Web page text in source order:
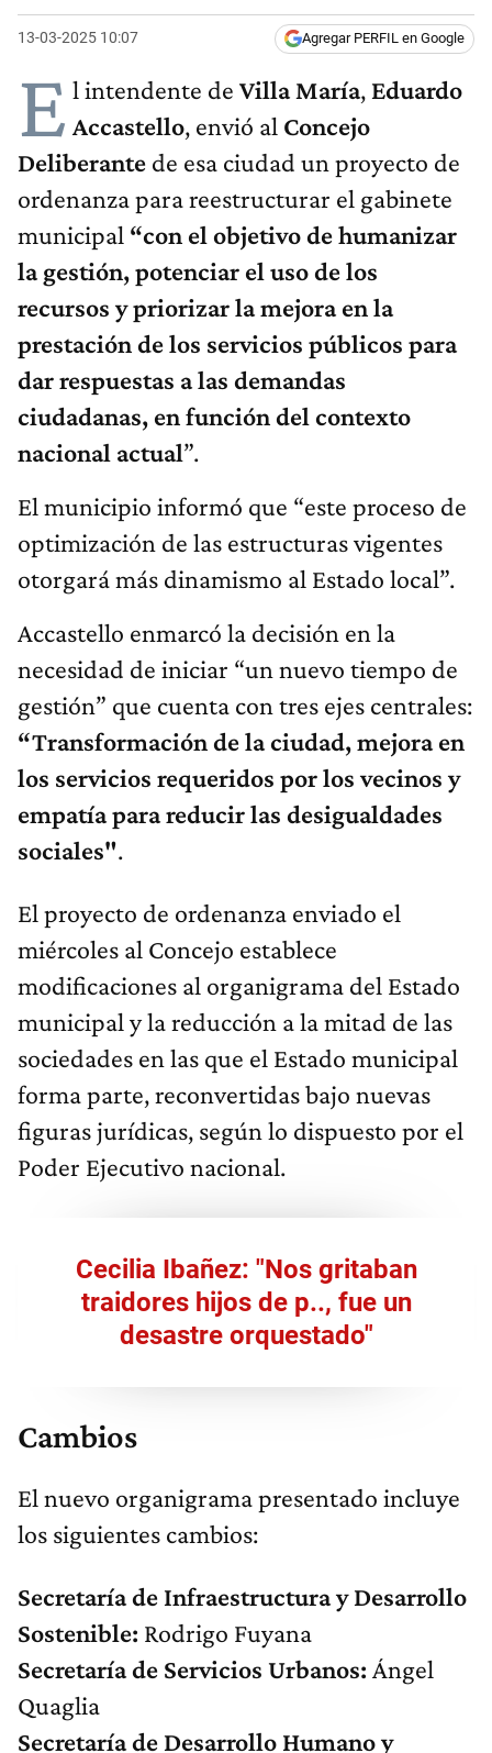
13-03-2025 10:07 Agregar PERFIL en Google
E l intendente de Villa María, Eduardo
Accastello, envió al Concejo
Deliberante de esa ciudad un proyecto de
ordenanza para reestructurar el gabinete
municipal “con el objetivo de humanizar
la gestión, potenciar el uso de los
recursos y priorizar la mejora en la
prestación de los servicios públicos para
dar respuestas a las demandas
ciudadanas, en función del contexto
nacional actual”.
El municipio informó que “este proceso de
optimización de las estructuras vigentes
otorgará más dinamismo al Estado local”.
Accastello enmarcó la decisión en la
necesidad de iniciar “un nuevo tiempo de
gestión” que cuenta con tres ejes centrales:
“Transformación de la ciudad,mejora en
los servicios requeridos por los vecinos y
empatía para reducir las desigualdades
sociales".
El proyecto de ordenanza enviado el
miércoles al Concejo establece
modificaciones al organigrama del Estado
municipal y la reducción a la mitad de las
sociedades en las que el Estado municipal
forma parte, reconvertidas bajo nuevas
figuras jurídicas, según lo dispuesto por el
Poder Ejecutivo nacional.
Cecilia Ibañez: "Nos gritaban
traidores hijos de p.., fue un
desastre orquestado"
Cambios
El nuevo organigrama presentado incluye
los siguientes cambios:
Secretaría de Infraestructura y Desarrollo
Sostenible: Rodrigo Fuyana
Secretaría de Servicios Urbanos: Ángel
Quaglia
Secretaría de Desarrollo Humano y